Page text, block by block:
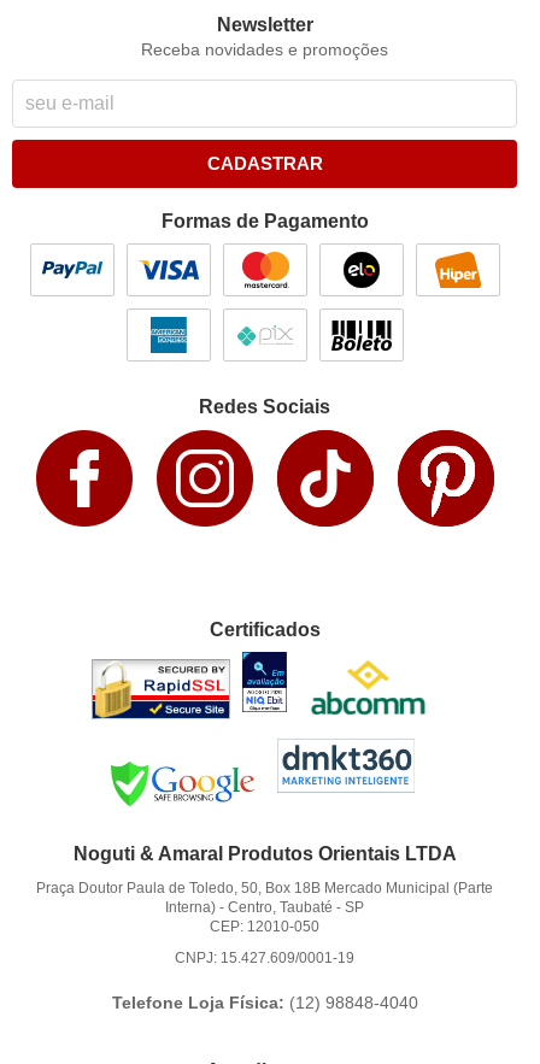
Newsletter
Receba novidades e promoções
CADASTRAR
Formas de Pagamento
Redes Sociais
Certificados
Noguti & Amaral Produtos Orientais LTDA
Praça Doutor Paula de Toledo, 50, Box 18B Mercado Municipal (Parte
Interna) -Centro, Taubaté -SP
CEP: 12010-050
CNPJ: 15.427.609/0001-19
Telefone Loja Física: (12) 98848-4040